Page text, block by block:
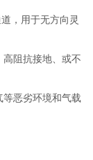
，用于无方向灵
阻抗接地、或不
恶劣环境和气载